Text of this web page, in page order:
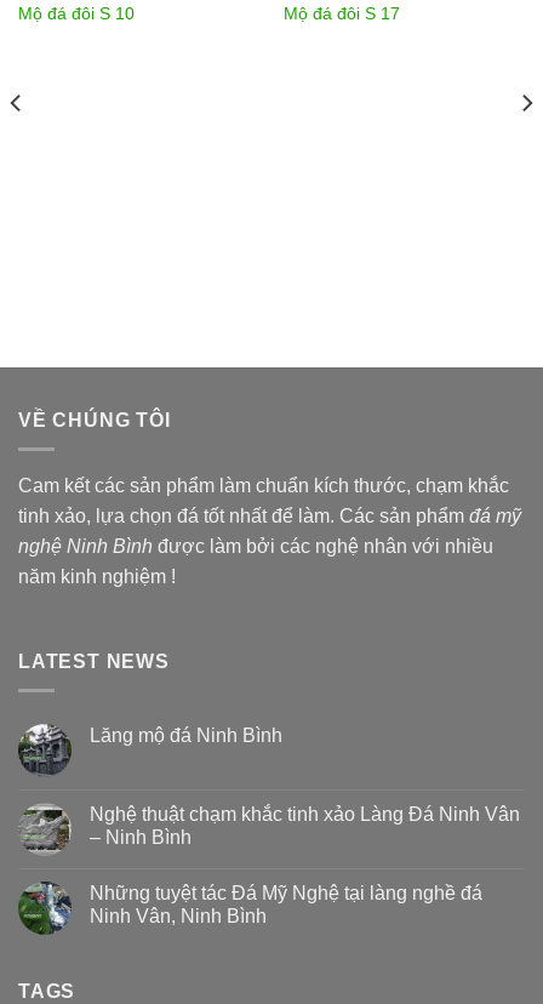
Mộ đá đôi S 10 Mộ đá đôi S 17
VỀ CHÚNG TÔI
Cam kết các sản phẩm làm chuẩn kích thước, chạm khắc
tinh xảo, lựa chọn đá tốt nhất để làm. Các sản phẩm đá mỹ
nghệ Ninh Bình được làm bởi các nghệ nhân với nhiều
năm kinh nghiệm !
LATEST NEWS
Lăng mộ đá Ninh Bình
Nghệ thuật chạm khắc tinh xảo Làng Đá Ninh Vân
– Ninh Bình
Những tuyệt tác Đá Mỹ Nghệ tại làng nghề đá
Ninh Vân, Ninh Bình
TAGS